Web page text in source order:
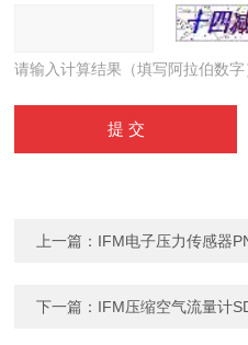
请输入计算结果（填写阿拉伯数
上一篇： IFM电子压力传感器
下一篇： IFM压缩空气流量计